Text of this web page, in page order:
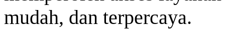
mudah, dan terpercaya.